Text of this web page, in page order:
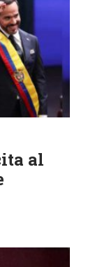
al